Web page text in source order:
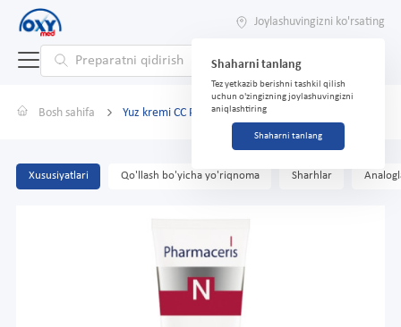
Joylashuvingizni ko'rsating
Shaharni tanlang
Tez yetkazib berishni tashkil qilish
uchun o'zingizning joylashuvingizni
aniqlashtiring
Shaharni tanlang
Bosh sahifa Yuz kremi CC Pharmaceris N SPF30 40ml CAPILAR
Xususiyatlari Qo'llash bo'yicha yo'riqnoma Sharhlar